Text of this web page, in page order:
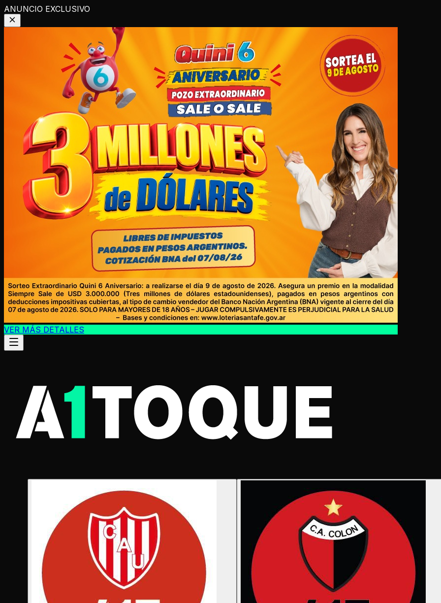
ANUNCIO EXCLUSIVO
VER MÁS DETALLES